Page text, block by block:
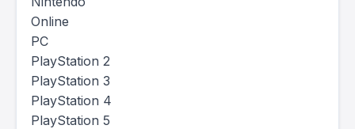
Online
PC
PlayStation 2
PlayStation 3
PlayStation 4
PlayStation 5